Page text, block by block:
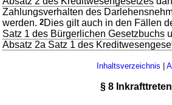
Zahlungsverhalten des
werden.2Dies gilt auch in den Fällen
Satz 1 des Bürgerlichen Gesetzbuchs
Absatz 2a Satz 1 des
Inhaltsverzeichnis |
§ 8 Inkrafttreten